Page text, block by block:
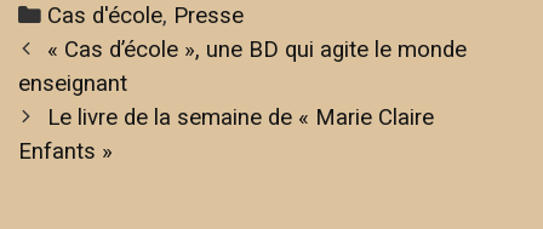
Cas d'école, Presse
« Cas d’école », une BD qui agite le monde
enseignant
Le livre de la semaine de « Marie Claire
Enfants »